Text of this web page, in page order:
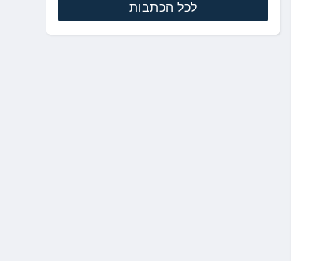
לכל הכתבות